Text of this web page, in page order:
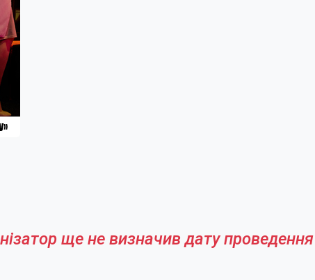
ще не визначив дату